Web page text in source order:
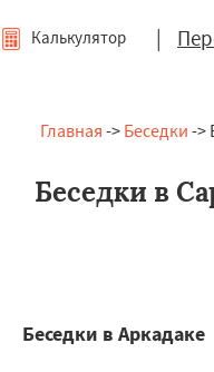
|
Калькулятор
Главная -> Беседки ->
Беседки в
Беседки в Аркадаке